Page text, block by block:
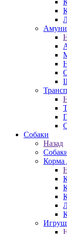
Собаки
Назад
Корма